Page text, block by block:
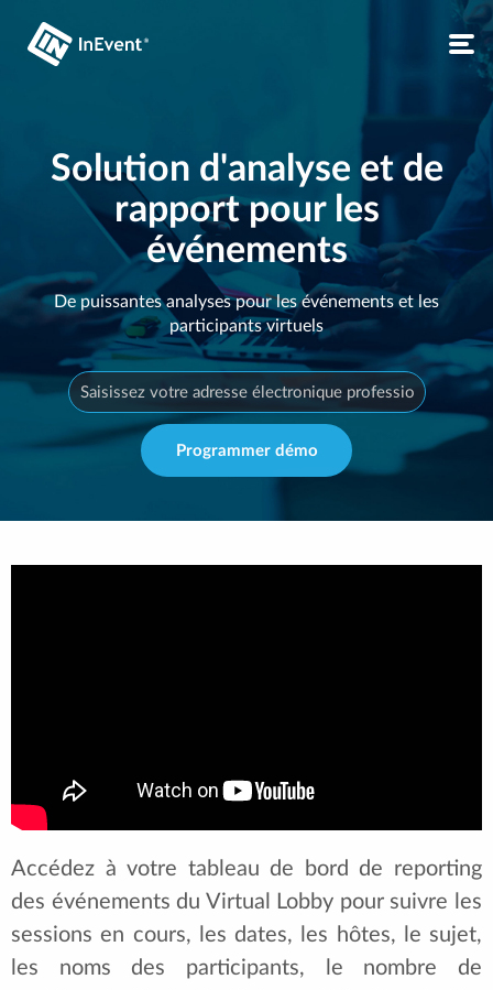
Solution d'analyse et de
rapport pour les
événements
De puissantes analyses pour les événements et les
participants virtuels
Programmer démo
Accédez à votre tableau de bord de reporting
des événements du Virtual Lobby pour suivre les
sessions en cours, les dates, les hôtes, le sujet,
les noms des participants, le nombre de